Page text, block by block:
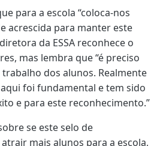
para a escola “coloca-nos
acrescida para manter este
da ESSA reconhece o
mas lembra que “é preciso
dos alunos. Realmente
foi fundamental e tem sido
e para este reconhecimento.”
se este selo de
mais alunos para a escola,